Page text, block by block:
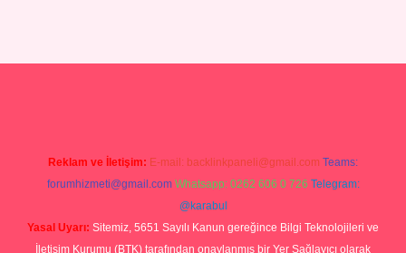
Reklam ve İletişim: E-mail: backlinkpaneli@gmail.com Teams:
forumhizmeti@gmail.com Whatsapp: 0262 606 0 726 Telegram:
@karabul
Yasal Uyarı: Sitemiz, 5651 Sayılı Kanun gereğince Bilgi Teknolojileri ve
İletişim Kurumu (BTK) tarafından onaylanmış bir Yer Sağlayıcı olarak